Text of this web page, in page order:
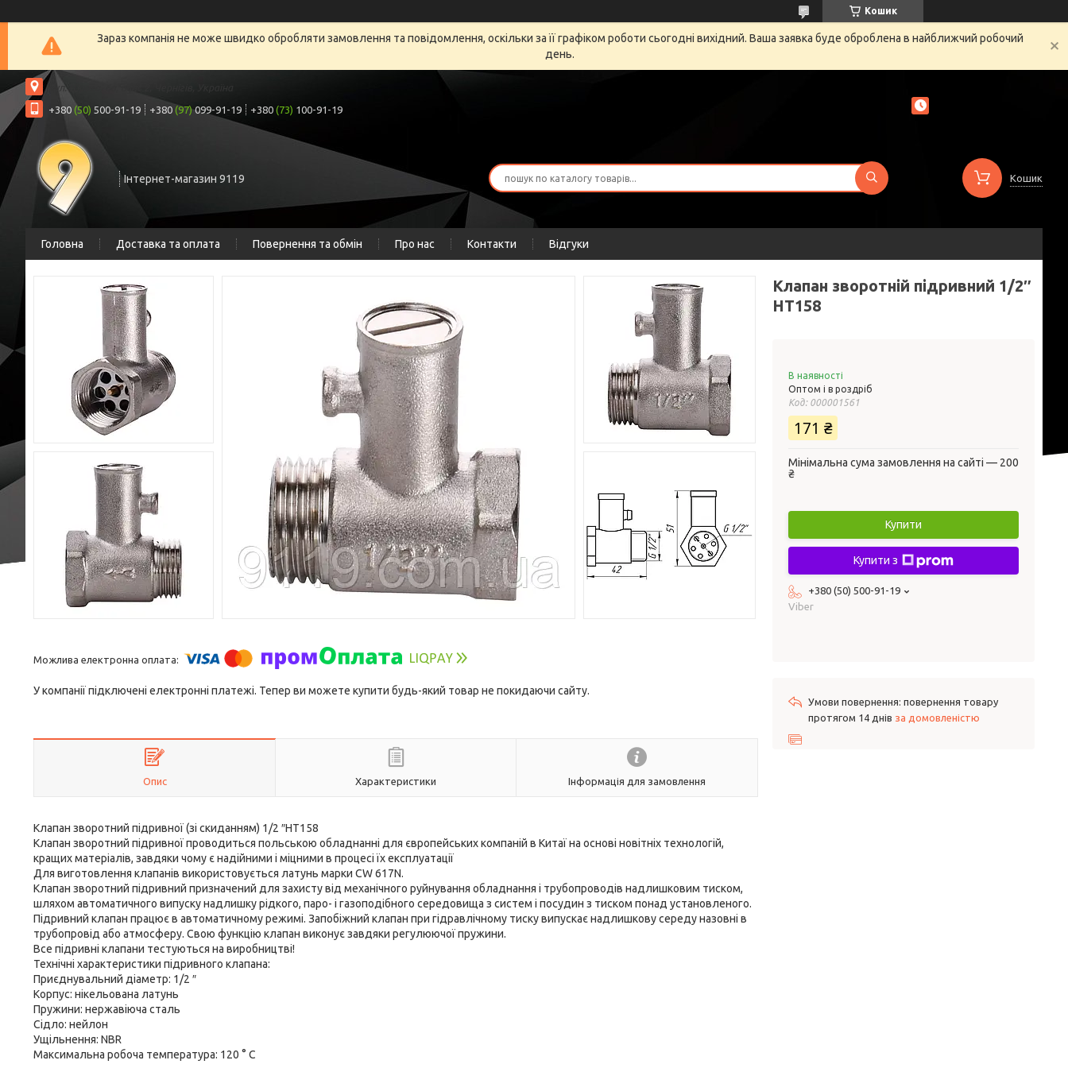
Кошик
Зараз компанія не може швидко обробляти замовлення та повідомлення, оскільки за її графіком роботи сьогодні вихідний. Ваша заявка буде оброблена в найближчий робочий
день.
вул. Шрага, 6а, офіс 2, Чернігів, Україна
+380 (50) 500-91-19 +380 (97)099-91-19 +380 (73) 100-91-19
Інтернет-магазин 9119 Кошик
Головна Доставка та оплата Повернення та обмін Про нас Контакти Відгуки
У компанії підключені електронні платежі. Тепер ви можете купити будь-який товар не покидаючи сайту.
Опис Характеристики Інформація для замовлення
Клапан зворотний підривної (зі скиданням) 1/2 ″HT158
Клапан зворотний підривної проводиться польською обладнанні для європейських компаній в Китаї на основі новітніх технологій,
кращих матеріалів, завдяки чому є надійними і міцними в процесі їх експлуатації
Для виготовлення клапанів використовується латунь марки CW 617N.
Клапан зворотний підривний призначений для захисту від механічного руйнування обладнання і трубопроводів надлишковим тиском,
шляхом автоматичного випуску надлишку рідкого, паро- і газоподібного середовища з систем і посудин з тиском понад установленого.
Підривний клапан працює в автоматичному режимі. Запобіжний клапан при гідравлічному тиску випускає надлишкову середу назовні в
трубопровід або атмосферу. Свою функцію клапан виконує завдяки регулюючої пружини.
Все підривні клапани тестуються на виробництві!
Технічні характеристики підривного клапана:
Приєднувальний діаметр: 1/2 ″
Корпус: нікельована латунь
Пружини: нержавіюча сталь
Сідло: нейлон
Ущільнення: NBR
Максимальна робоча температура: 120 ° C
Клапан зворотній підривний 1/2″
HT158
В наявності
Оптом і в роздріб
Код: 000001561
171 ₴
Мінімальна сума замовлення на сайті — 200
₴
Купити
Купити з
+380 (50) 500-91-19
Viber
повернення товару
протягом 14 днів за домовленістю